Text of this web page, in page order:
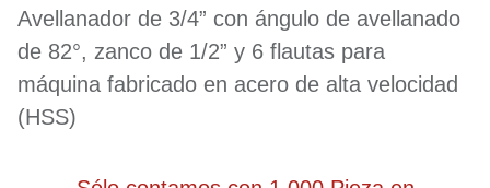
Avellanador de 3/4” con ángulo de avellanado
de 82°, zanco de 1/2” y 6 flautas para
máquina fabricado en acero de alta velocidad
(HSS)